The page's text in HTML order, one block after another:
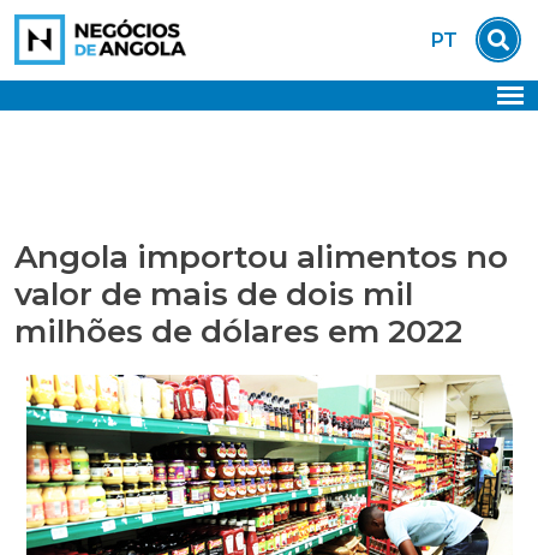
Skip
content
PT
Angola importou alimentos no
valor de mais de dois mil
milhões de dólares em 2022